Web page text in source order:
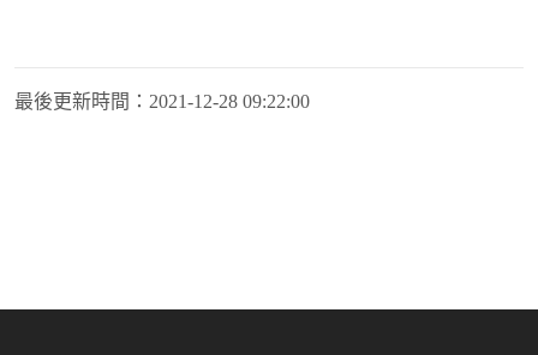
最後更新時間： 2021-12-28 09:22:00